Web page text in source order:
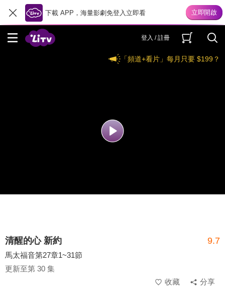
下載 APP，海量影劇免登入立即看
登入 / 註冊
「頻道+看片」每月只要 $199？
清醒的心 新約 9.7
馬太福音第27章1~31節
更新至第 30 集
收藏
分享